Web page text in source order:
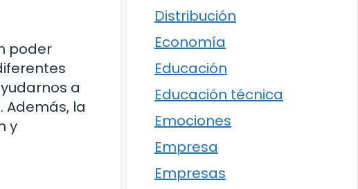
poder
a
la
y
Distribución
Economía
Educación
Educación técnica
Emociones
Empresa
Empresas